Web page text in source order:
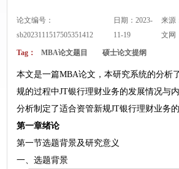
论文编号：
sb2023111517505351412
日期：2023-
11-19
来源
文网
Tag： MBA论文题目 硕士论文提纲
本文是一篇MBA论文，本研究系统的分析
规的过程中JT银行理财业务的发展情况与
分析制定了适合资管新规JT银行理财业务的
第一章绪论
第一节选题背景及研究意义
一、选题背景